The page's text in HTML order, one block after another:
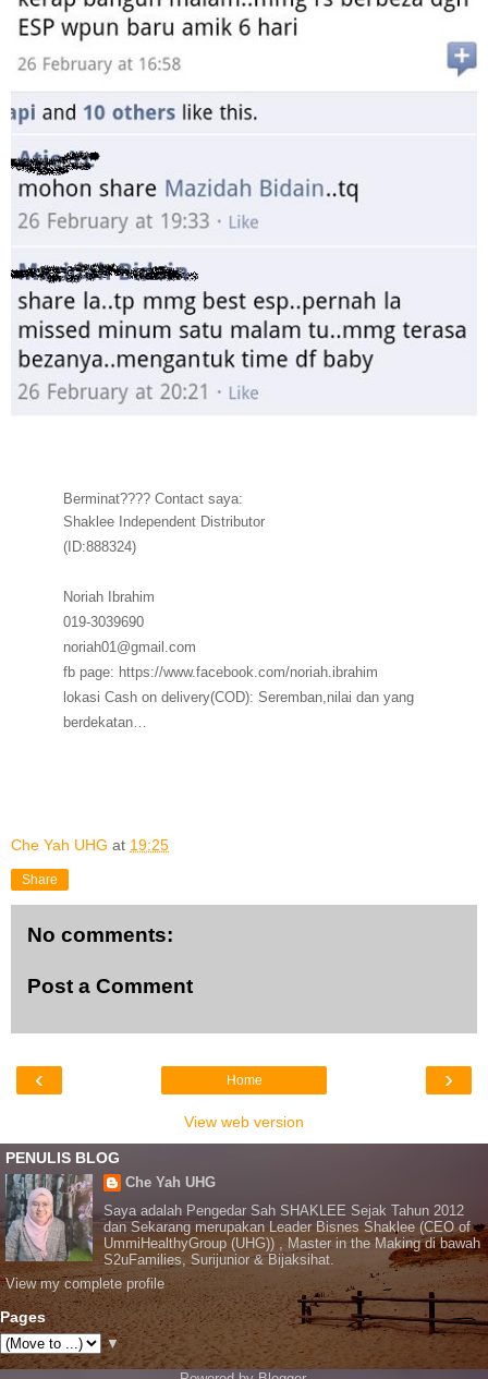
Berminat???? Contact saya:
Shaklee Independent Distributor
(ID:888324)
Noriah Ibrahim
019-3039690
noriah01@gmail.com
fb page: https://www.facebook.com/noriah.ibrahim
lokasi Cash on delivery(COD): Seremban,nilai dan yang
berdekatan…
Che Yah UHG at 19:25
Share
No comments:
Post a Comment
‹ ›
Home
View web version
PENULIS BLOG
Che Yah UHG
Saya adalah Pengedar Sah SHAKLEE Sejak Tahun 2012
dan Sekarang merupakan Leader Bisnes Shaklee (CEO of
UmmiHealthyGroup (UHG)) , Master in the Making di bawah
S2uFamilies, Surijunior & Bijaksihat.
View my complete profile
Pages
▼